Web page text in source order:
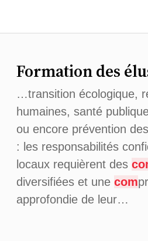
Formation des
…transition écologique,
humaines, santé
ou encore prévention
: les responsabilités
locaux requièrent des
diversifiées et une com
approfondie de leur…